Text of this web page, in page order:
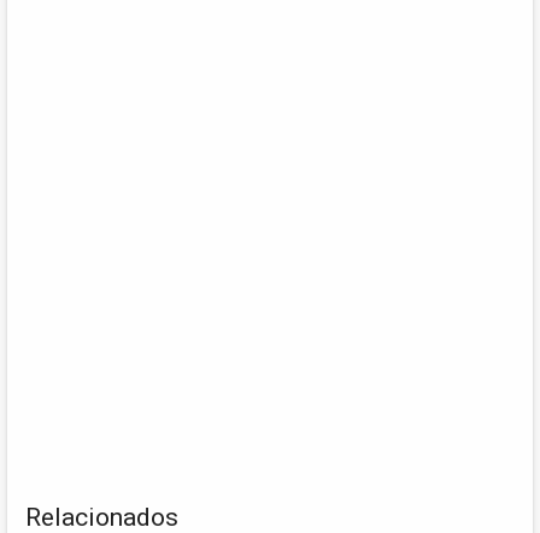
Relacionados